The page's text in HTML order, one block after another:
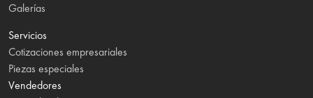
Galerías
Servicios
Cotizaciones empresariales
Piezas especiales
Vendedores